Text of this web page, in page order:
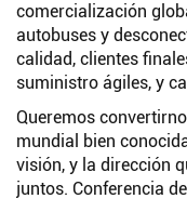
comercialización
autobuses y
calidad, clientes
suministro ágiles, y
Queremos
mundial bien
visión, y la dirección
juntos. Conferencia